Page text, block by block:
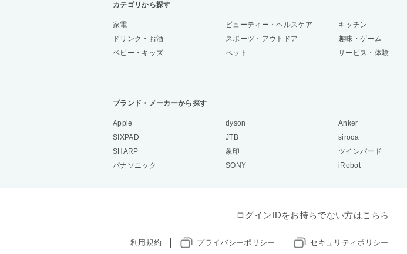
カテゴリから探す
家電 ビューティー・ヘルスケア キッチン
ドリンク・お酒
スポーツ・アウトドア 趣味・ゲーム
ベビー・キッズ
ペット サービス・体験
ブランド・メーカーから探す
Apple dyson Anker
SIXPAD
JTB siroca
SHARP
象印 ツインバード
パナソニック
SONY iRobot
ログインIDをお持ちでない方はこちら
利用規約 プライバシーポリシー セキュリティポリシー